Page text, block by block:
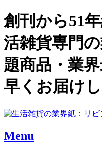
創刊から51
活雑貨専門
題商品・業
早くお届けし
Menu